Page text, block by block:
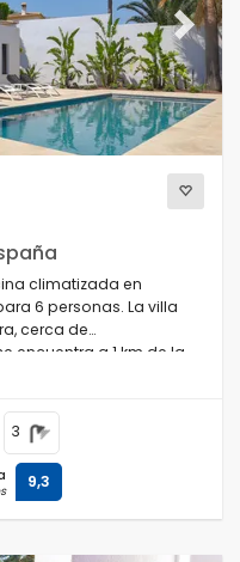
Next
climatizada en
6 personas. La villa
cerca de
encuentra a 1 km de la
3
9,3